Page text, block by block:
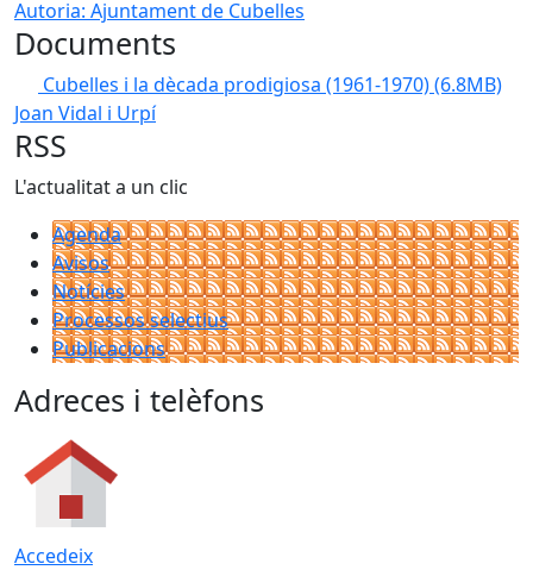
Autoria: Ajuntament de Cubelles
Documents
Cubelles i la dècada prodigiosa (1961-1970)(6.8MB)
Joan Vidal i Urpí
RSS
L'actualitat a un clic
Agenda
Avisos
Notícies
Processos selectius
Publicacions
Adreces i telèfons
Accedeix